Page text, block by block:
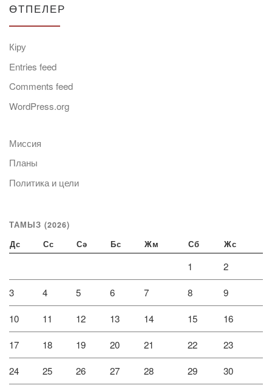
ӨТПЕЛЕР
Кіру
Entries feed
Comments feed
WordPress.org
Миссия
Планы
Политика и цели
ТАМЫЗ (2026)
Дс Сс Сә Бс Жм Сб Жс
1 2
3 4 5 6 7 8 9
10 11 12 13 14 15 16
17 18 19 20 21 22 23
24 25 26 27 28 29 30